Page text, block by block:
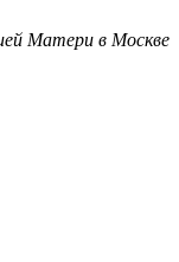
Матери в Москве